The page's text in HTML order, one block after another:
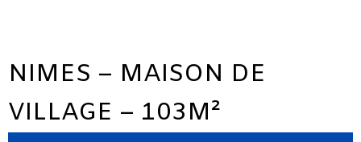
NIMES – MAISON DE
VILLAGE – 103M²